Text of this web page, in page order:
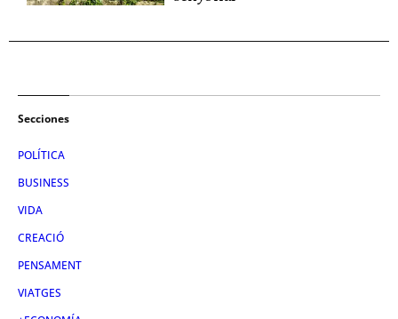
Secciones
POLÍTICA
BUSINESS
VIDA
CREACIÓ
PENSAMENT
VIATGES